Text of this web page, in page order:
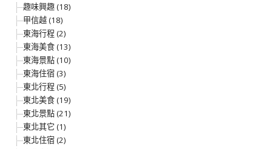
趣味興趣 (18)
甲信越 (18)
東海行程 (2)
東海美食 (13)
東海景點 (10)
東海住宿 (3)
東北行程 (5)
東北美食 (19)
東北景點 (21)
東北其它 (1)
東北住宿 (2)